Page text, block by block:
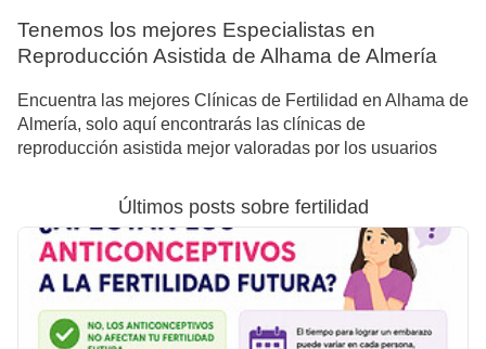
Tenemos los mejores Especialistas en
Reproducción Asistida de Alhama de Almería
Encuentra las mejores Clínicas de Fertilidad en Alhama de
Almería, solo aquí encontrarás las clínicas de
reproducción asistida mejor valoradas por los usuarios
Últimos posts sobre fertilidad